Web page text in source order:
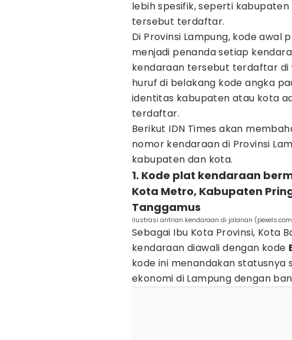
lebih spesifik, seperti
tersebut terdaftar.
Di Provinsi Lampung, kode awal
menjadi penanda setiap
kendaraan tersebut terdaftar di
huruf di belakang kode angka
identitas kabupaten atau kota
terdaftar.
Berikut IDN Times akan
nomor kendaraan di Provinsi
kabupaten dan kota.
1. Kode plat kendaraan
Kota Metro, Kabupaten
Tanggamus
ilustrasi antrian kendaraan di jalanan
Sebagai Ibu Kota Provinsi, Kota
kendaraan diawali dengan kode
kode ini menandakan statusnya
ekonomi di Lampung dengan